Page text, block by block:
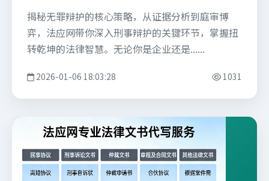
揭秘无罪辩护的核心策略，从证据分析到庭审博
弈，法应网带你深入刑事辩护的关键环节，掌握扭
转乾坤的法律智慧。无论你是企业还是......
2026-01-06 18:03:28 1031